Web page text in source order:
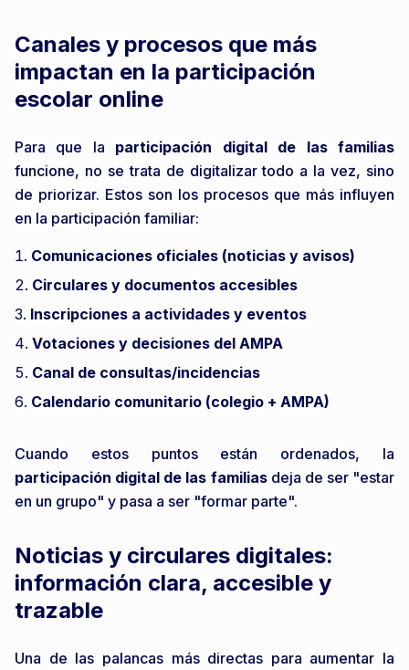
Canales y procesos que más
impactan en la participación
escolar online
Para que la participación digital de las familias
funcione, no se trata de digitalizar todo a la vez, sino
de priorizar. Estos son los procesos que más influyen
en la participación familiar:
Comunicaciones oficiales (noticias y avisos)
Circulares y documentos accesibles
Inscripciones a actividades y eventos
Votaciones y decisiones del AMPA
Canal de consultas/incidencias
Calendario comunitario (colegio + AMPA)
Cuando estos puntos están ordenados, la
participación digital de las familiasdeja de ser "estar
en un grupo" y pasa a ser "formar parte".
Noticias y circulares digitales:
información clara, accesible y
trazable
Una de las palancas más directas para aumentar la